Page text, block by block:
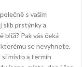
s vaším
slib prstýnky a
blíží? Pak vás čeká
se nevyhnete.
si místo a termín